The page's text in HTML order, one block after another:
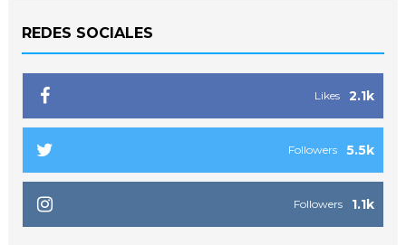
REDES SOCIALES
2.1k
Likes
5.5k
Followers
1.1k
Followers